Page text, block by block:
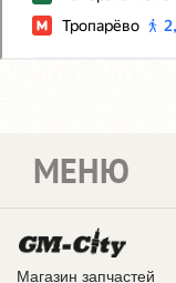
Магазин запчастей
МЕНЮ